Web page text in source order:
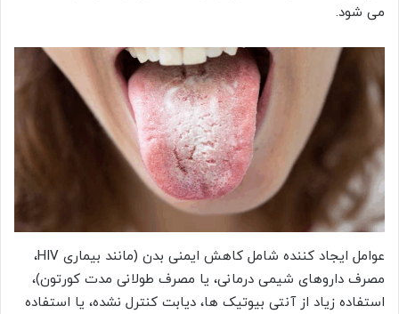
می شود.
عوامل ایجاد کننده شامل کاهش ایمنی بدن (مانند بیماری HIV،
مصرف داروهای شیمی درمانی، یا مصرف طولانی مدت کورتون)،
استفاده زیاد از آنتی بیوتیک ها، دیابت کنترل نشده، یا استفاده